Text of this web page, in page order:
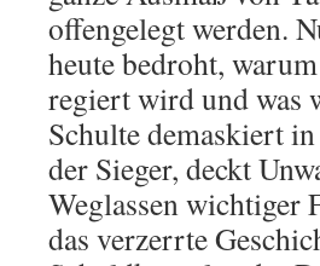
offengelegt werden.
heute bedroht,
regiert wird und was
Schulte demaskiert
der Sieger, deckt
Weglassen wichtiger
das verzerrte